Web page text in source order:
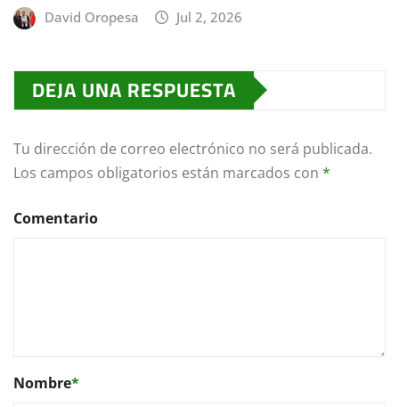
David Oropesa Jul 2, 2026
DEJA UNA RESPUESTA
Tu dirección de correo electrónico no será publicada.
Los campos obligatorios están marcados con *
Comentario
Nombre*